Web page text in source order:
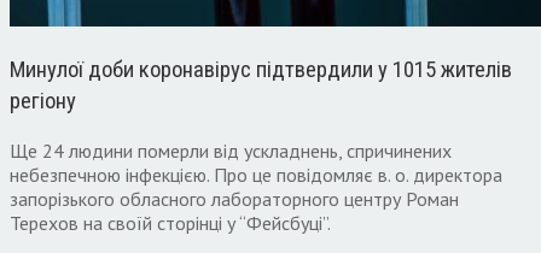
Минулої доби коронавірус підтвердили у 1015 жителів
регіону
Ще 24 людини померли від ускладнень, спричинених
небезпечною інфекцією. Про це повідомляє в. о. директора
запорізького обласного лабораторного центру Роман
Терехов на своїй сторінці у “Фейсбуці”.